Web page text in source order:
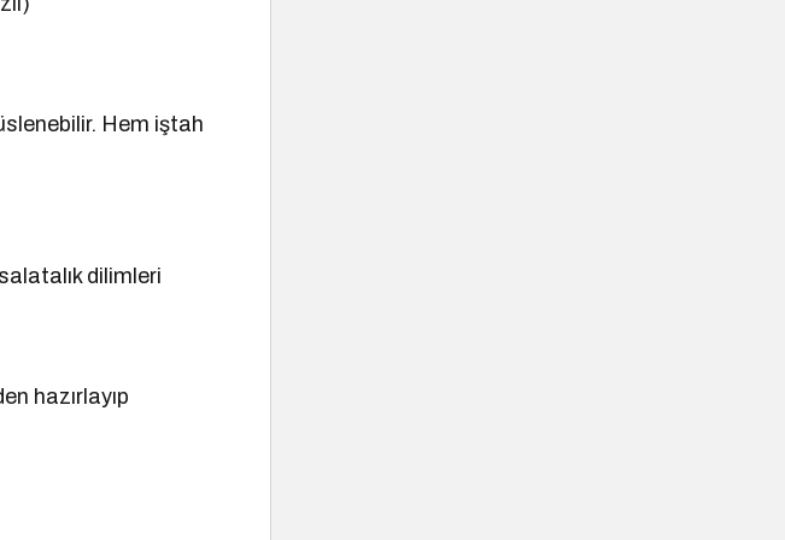
Hem iştah
dilimleri
hazırlayıp